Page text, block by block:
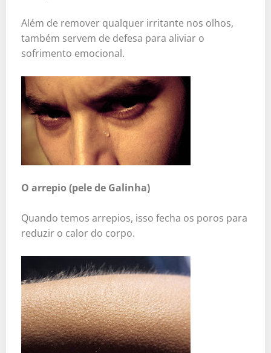
Além de remover qualquer irritante nos olhos,
também servem de defesa para aliviar o
sofrimento emocional.
O arrepio (pele de Galinha)
Quando temos arrepios, isso fecha os poros para
reduzir o calor do corpo.